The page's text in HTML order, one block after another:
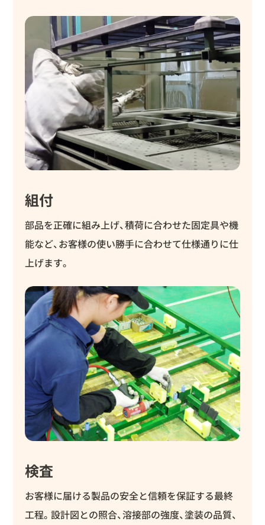
組付
部品を正確に組み上げ、積荷に合わせた固定具や機
能など、お客様の使い勝手に合わせて仕様通りに仕
上げます。
検査
お客様に届ける製品の安全と信頼を保証する最終
工程。設計図との照合、溶接部の強度、塗装の品質、